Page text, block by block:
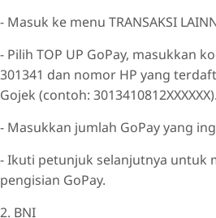
- Masuk ke menu TRANSAKSI
- Pilih TOP UP GoPay, masukkan
301341 dan nomor HP yang
Gojek (contoh: 3013410812XXXXXX).
- Masukkan jumlah GoPay yang
- Ikuti petunjuk selanjutnya untuk
pengisian GoPay.
2. BNI